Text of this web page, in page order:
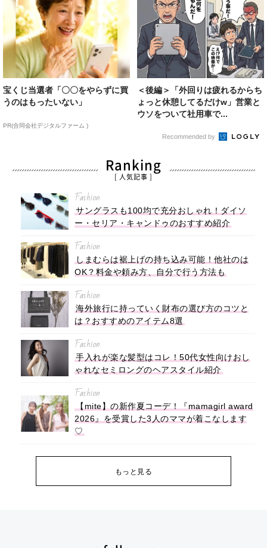
宝くじ当選者「〇〇をやらずに買
うのはもったいない」
PR(合同会社デジタルファーム )
＜後編＞「外回りは疲れるからち
ょっと休憩してるだけw」営業と
ウソをついて社用車で...
Recommended by
Ranking
[ 人気記事 ]
Fashion
サングラスも100均で充分おしゃれ！ダイソ
ー・セリア・キャンドゥのおすすめ紹介
Fashion
しまむらは裾上げの持ち込み可能！他社のは
OK？料金や頼み方、自分で行う方法も
Fashion
海外旅行に持っていく財布の選び方のコツと
は？おすすめのアイテム8選
Fashion
手入れが楽な髪型はコレ！50代女性向けおし
ゃれなセミロングのヘアスタイル紹介
Fashion
【mite】の新作夏コーデ！『mamagirl award
2026』を受賞した3人のママが着こなします
♡
もっと見る